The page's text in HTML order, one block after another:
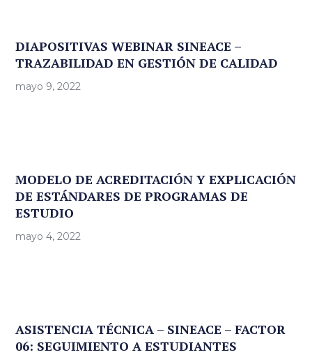
DIAPOSITIVAS WEBINAR SINEACE –
TRAZABILIDAD EN GESTIÓN DE CALIDAD
mayo 9, 2022
MODELO DE ACREDITACIÓN Y EXPLICACIÓN
DE ESTÁNDARES DE PROGRAMAS DE
ESTUDIO
mayo 4, 2022
ASISTENCIA TÉCNICA – SINEACE – FACTOR
06: SEGUIMIENTO A ESTUDIANTES